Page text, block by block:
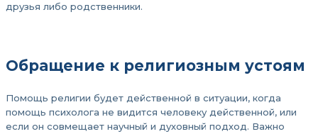
друзья либо родственники.
Обращение к религиозным устоям
Помощь религии будет действенной в ситуации, когда
помощь психолога не видится человеку действенной, или
если он совмещает научный и духовный подход. Важно